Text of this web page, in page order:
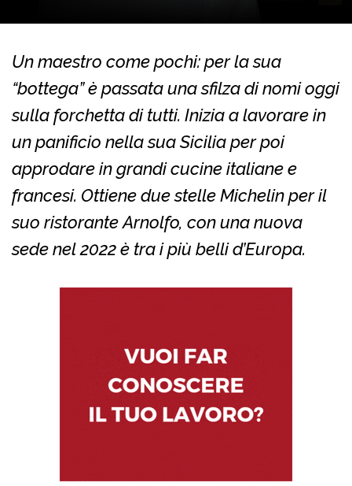
Un maestro come pochi: per la sua
“bottega” è passata una sfilza di nomi oggi
sulla forchetta di tutti. Inizia a lavorare in
un panificio nella sua Sicilia per poi
approdare in grandi cucine italiane e
francesi. Ottiene due stelle Michelin per il
suo ristorante Arnolfo, con una nuova
sede nel 2022 è tra i più belli d’Europa.